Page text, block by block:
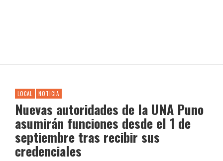
LOCAL NOTICIA
Nuevas autoridades de la UNA Puno
asumirán funciones desde el 1 de
septiembre tras recibir sus
credenciales